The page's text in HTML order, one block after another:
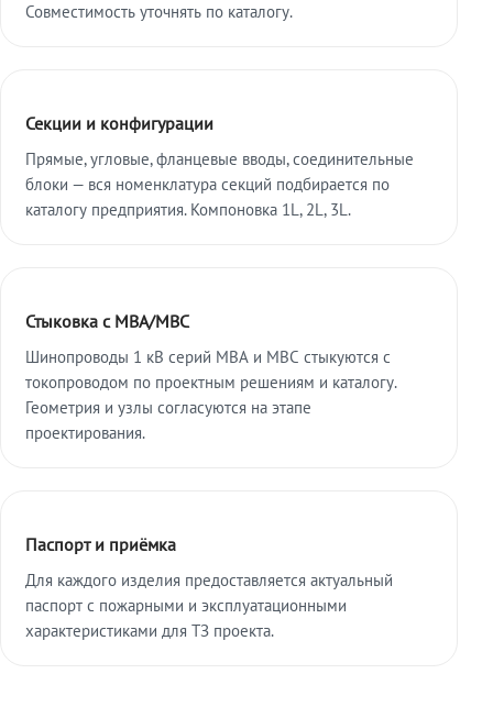
Совместимость уточнять по каталогу.
Секции и конфигурации
Прямые, угловые, фланцевые вводы, соединительные
блоки — вся номенклатура секций подбирается по
каталогу предприятия. Компоновка 1L, 2L, 3L.
Стыковка с МВА/МВС
Шинопроводы 1 кВ серий МВА и МВС стыкуются с
токопроводом по проектным решениям и каталогу.
Геометрия и узлы согласуются на этапе
проектирования.
Паспорт и приёмка
Для каждого изделия предоставляется актуальный
паспорт с пожарными и эксплуатационными
характеристиками для ТЗ проекта.